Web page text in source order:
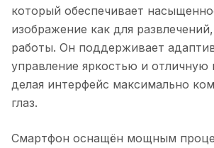
который обеспечивает
изображение как для
работы. Он поддерживает
управление яркостью и отличную
делая интерфейс максимально
глаз.
Смартфон оснащён мощным